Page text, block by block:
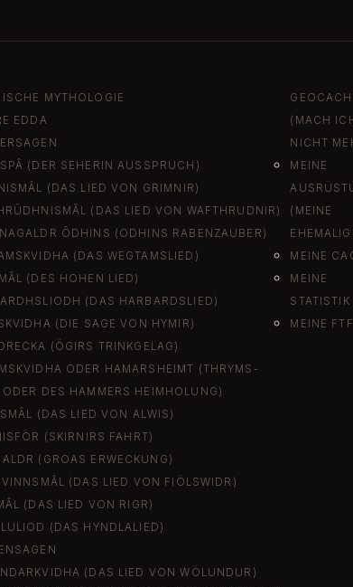
09. Mai 2021
MYTHOLOGIE
EDDA
(DER SEHERIN AUSSPRUCH)
(DAS LIED VON GRIMNIR)
(DAS LIED VON WAFTHRUDNIR)
ÔDHINS (ODHINS RABENZAUBER)
(DAS WEGTAMSLIED)
(DES HOHEN LIED)
(DAS HARBARDSLIED)
(DIE SAGE VON HYMIR)
(ÖGIRS TRINKGELAG)
ODER HAMARSHEIMT (THRYMS-
ODER DES HAMMERS HEIMHOLUNG)
(DAS LIED VON ALWIS)
(SKIRNIRS FAHRT)
(GROAS ERWECKUNG)
(DAS LIED VON FIÖLSWIDR)
(DAS LIED VON RIGR)
(DAS HYNDLALIED)
(DAS LIED VON WÖLUNDUR)
(MACH
NICHT
MEINE
(MEINE
MEINE
MEINE
STATISTIK
MEINE